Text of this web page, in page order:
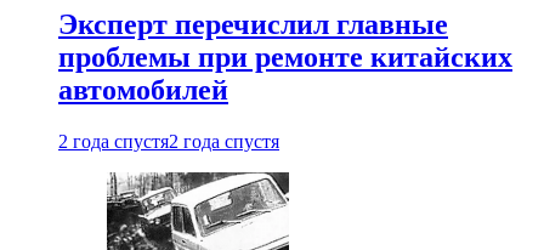
Эксперт перечислил главные
проблемы при ремонте китайских
автомобилей
2 года спустя2 года спустя